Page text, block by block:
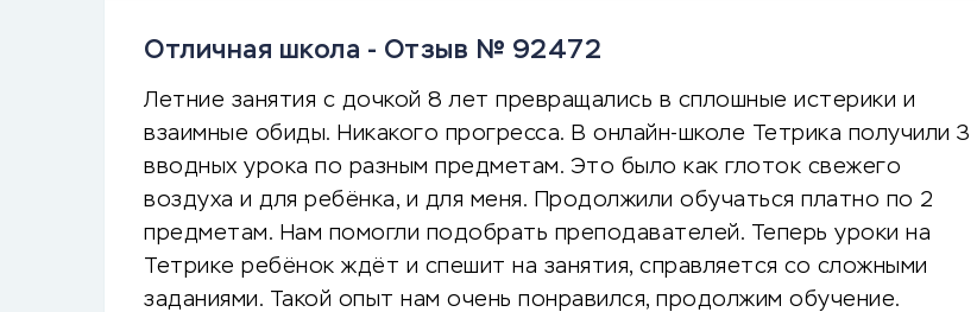
Отличная школа - Отзыв № 92472
Летние занятия с дочкой 8 лет превращались в сплошные истерики и
взаимные обиды. Никакого прогресса. В онлайн-школе Тетрика получили 3
вводных урока по разным предметам. Это было как глоток свежего
воздуха и для ребёнка, и для меня. Продолжили обучаться платно по 2
предметам. Нам помогли подобрать преподавателей. Теперь уроки на
Тетрике ребёнок ждёт и спешит на занятия, справляется со сложными
заданиями. Такой опыт нам очень понравился, продолжим обучение.